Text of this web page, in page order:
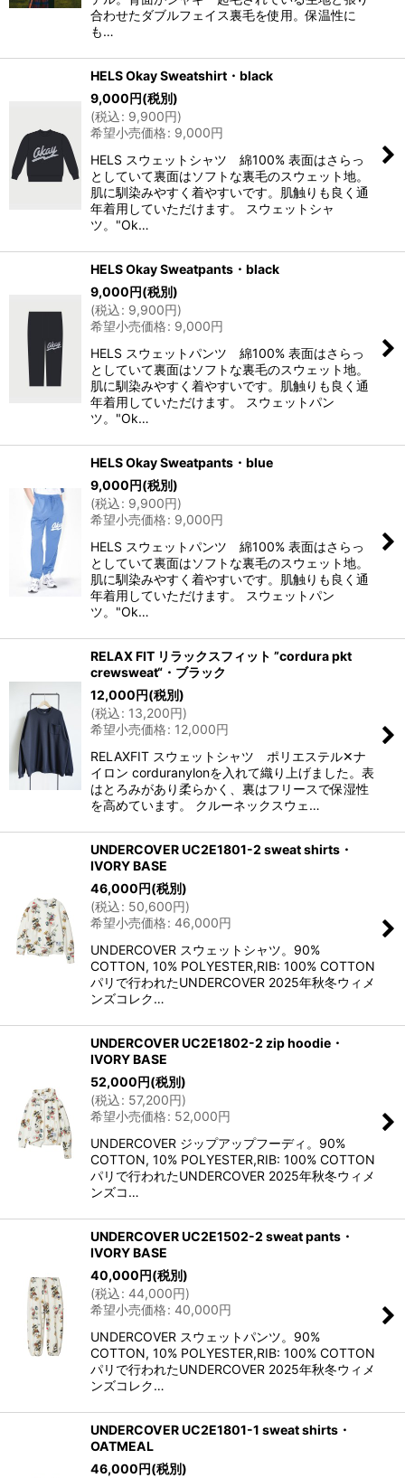
合わせたダブルフェイス裏毛を使用。保温性に
も…
HELS Okay Sweatshirt・black
9,000円(税別)
(税込: 9,900円)
希望小売価格: 9,000円
HELS スウェットシャツ 綿100% 表面はさらっ
としていて裏面はソフトな裏毛のスウェット地。
肌に馴染みやすく着やすいです。肌触りも良く通
年着用していただけます。 スウェットシャ
ツ。"Ok…
HELS Okay Sweatpants・black
9,000円(税別)
(税込: 9,900円)
希望小売価格: 9,000円
HELS スウェットパンツ 綿100% 表面はさらっ
としていて裏面はソフトな裏毛のスウェット地。
肌に馴染みやすく着やすいです。肌触りも良く通
年着用していただけます。 スウェットパン
ツ。"Ok…
HELS Okay Sweatpants・blue
9,000円(税別)
(税込: 9,900円)
希望小売価格: 9,000円
HELS スウェットパンツ 綿100% 表面はさらっ
としていて裏面はソフトな裏毛のスウェット地。
肌に馴染みやすく着やすいです。肌触りも良く通
年着用していただけます。 スウェットパン
ツ。"Ok…
RELAX FIT リラックスフィット ”cordura pkt
crewsweat“・ブラック
12,000円(税別)
(税込: 13,200円)
希望小売価格: 12,000円
RELAXFIT スウェットシャツ ポリエステル✕ナ
イロン corduranylonを入れて織り上げました。表
はとろみがあり柔らかく、裏はフリースで保湿性
を高めています。 クルーネックスウェ…
UNDERCOVER UC2E1801-2 sweat shirts・
IVORY BASE
46,000円(税別)
(税込: 50,600円)
希望小売価格: 46,000円
UNDERCOVER スウェットシャツ。90%
COTTON, 10% POLYESTER,RIB: 100% COTTON
パリで行われたUNDERCOVER 2025年秋冬ウィメ
ンズコレク…
UNDERCOVER UC2E1802-2 zip hoodie・
IVORY BASE
52,000円(税別)
(税込: 57,200円)
希望小売価格: 52,000円
UNDERCOVER ジップアップフーディ。90%
COTTON, 10% POLYESTER,RIB: 100% COTTON
パリで行われたUNDERCOVER 2025年秋冬ウィメ
ンズコ…
UNDERCOVER UC2E1502-2 sweat pants・
IVORY BASE
40,000円(税別)
(税込: 44,000円)
希望小売価格: 40,000円
UNDERCOVER スウェットパンツ。90%
COTTON, 10% POLYESTER,RIB: 100% COTTON
パリで行われたUNDERCOVER 2025年秋冬ウィメ
ンズコレク…
UNDERCOVER UC2E1801-1 sweat shirts・
OATMEAL
46,000円(税別)